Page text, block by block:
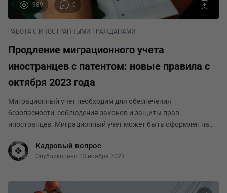
989 0
РАБОТА С ИНОСТРАННЫМИ ГРАЖДАНАМИ
Продление миграционного учета
иностранцев с патентом: новые правила с
октября 2023 года
Миграционный учет необходим для обеспечения
безопасности, соблюдения законов и защиты прав
иностранцев. Миграционный учет может быть оформлен на
типа визы и наличия патента. В этой статье мы расскажем,
как
Кадровый вопрос
Опубликовано 13 ноября 2023